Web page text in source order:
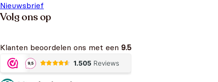
Nieuwsbrief
Volg ons op
Klanten beoordelen ons met een 9.5